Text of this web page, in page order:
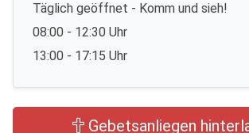
Täglich geöffnet - Komm und sieh!
08:00 - 12:30 Uhr
13:00 - 17:15 Uhr
Gebetsanliegen